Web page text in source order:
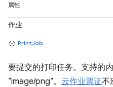
属性
作业
PrintJob
要提交的打印任务。支持的
“image/png”。 云作业票证不